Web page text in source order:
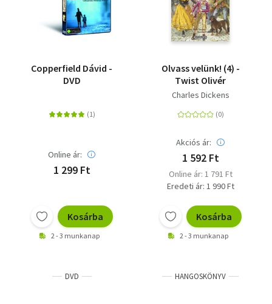
Copperfield Dávid -
DVD
Online ár:
1 299 Ft
Kosárba
2 - 3 munkanap
Olvass velünk! (4) -
Twist Olivér
Charles Dickens
Akciós ár:
1 592 Ft
Online ár: 1 791 Ft
Eredeti ár: 1 990 Ft
Kosárba
2 - 3 munkanap
DVD HANGOSKÖNYV